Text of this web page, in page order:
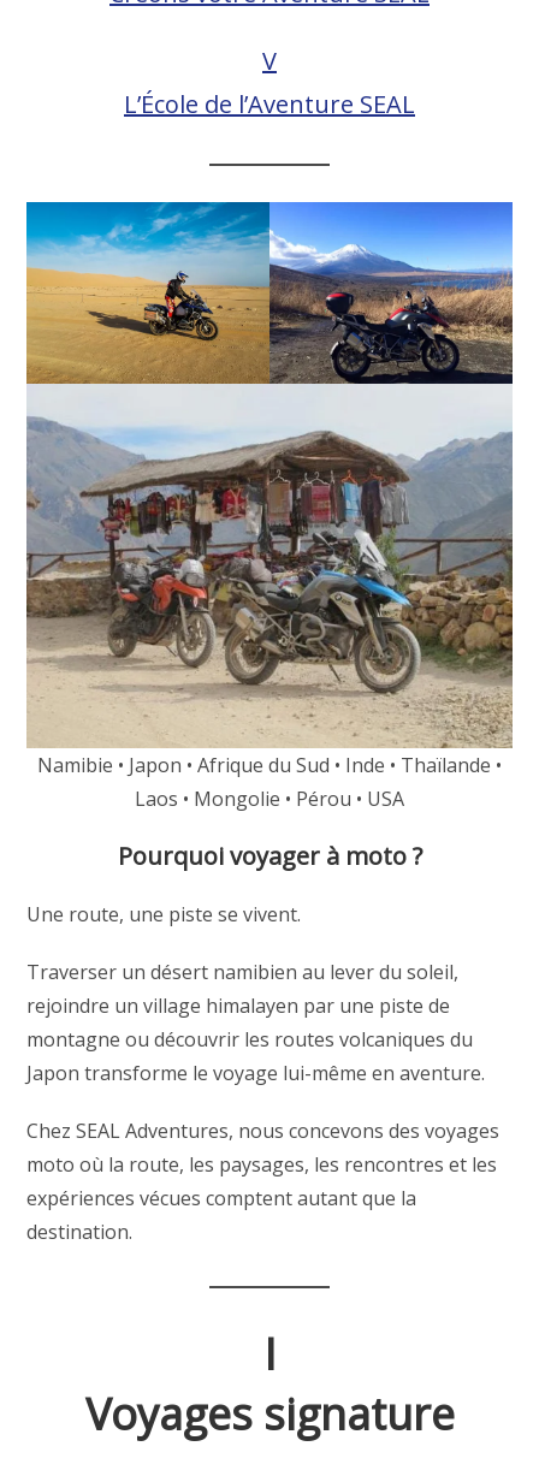
V
L’École de l’Aventure SEAL
Namibie • Japon • Afrique du Sud • Inde • Thaïlande •
Laos • Mongolie • Pérou • USA
Pourquoi voyager à moto ?
Une route, une piste se vivent.
Traverser un désert namibien au lever du soleil,
rejoindre un village himalayen par une piste de
montagne ou découvrir les routes volcaniques du
Japon transforme le voyage lui-même en aventure.
Chez SEAL Adventures, nous concevons des voyages
moto où la route, les paysages, les rencontres et les
expériences vécues comptent autant que la
destination.
I
Voyages signature